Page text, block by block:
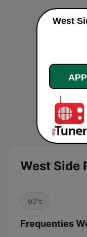
West Side
90's
Frequenties